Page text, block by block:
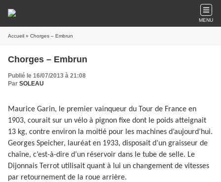
MENU
Accueil » Chorges – Embrun
Chorges – Embrun
Publié le 16/07/2013 à 21:08
Par SOLEAU
Maurice Garin, le premier vainqueur du Tour de France en
1903, courait sur un vélo à pignon fixe dont le poids atteignait
13 kg, contre environ la moitié pour les machines d’aujourd’hui.
Georges Speicher, lauréat en 1933, disposait d’un graisseur de
chaîne, c’est-à-dire d’un réservoir dans le tube de selle. Le
Dijonnais Terrot utilisait quant à lui un changement de vitesses
par retournement de la roue arrière.